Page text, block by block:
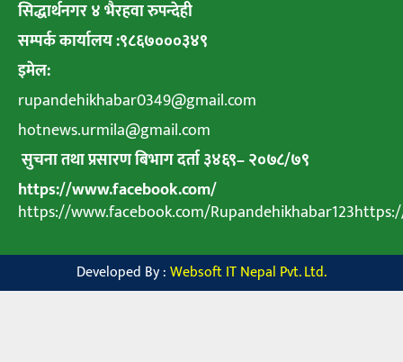
सिद्धार्थनगर ४ भैरहवा रुपन्देही
सम्पर्क कार्यालय :९८६७०००३४९
इमेल:
rupandehikhabar0349@gmail.com
hotnews.urmila@gmail.com
सुचना तथा प्रसारण बिभाग दर्ता ३४६९–२०७८/७९
https://www.facebook.com/
https://www.facebook.com/
Developed By :Websoft IT Nepal Pvt. Ltd.